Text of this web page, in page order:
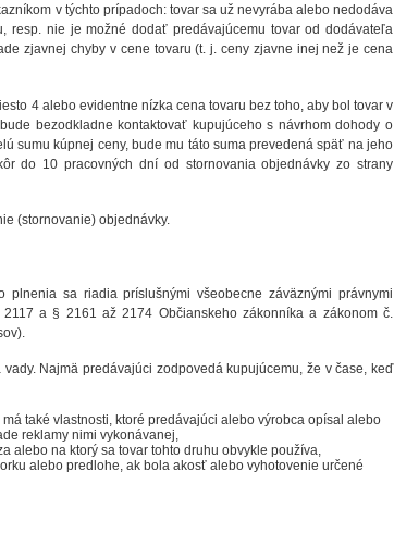
v týchto prípadoch: tovar sa už nevyrába alebo nedodáva
resp. nie je možné dodať predávajúcemu tovar od dodávateľa
zjavnej chyby v cene tovaru (t. j. ceny zjavne inej než je cena
4 alebo evidentne nízka cena tovaru bez toho, aby bol tovar v
bezodkladne kontaktovať kupujúceho s návrhom dohody o
sumu kúpnej ceny, bude mu táto suma prevedená späť na jeho
do 10 pracovných dní od stornovania objednávky zo strany
(stornovanie) objednávky.
sa riadia príslušnými všeobecne záväznými právnymi
a § 2161 až 2174 Občianskeho zákonníka a zákonom č.
Najmä predávajúci zodpovedá kupujúcemu, že v čase, keď
také vlastnosti, ktoré predávajúci alebo výrobca opísal alebo
reklamy nimi vykonávanej,
alebo na ktorý sa tovar tohto druhu obvykle používa,
alebo predlohe, ak bola akosť alebo vyhotovenie určené